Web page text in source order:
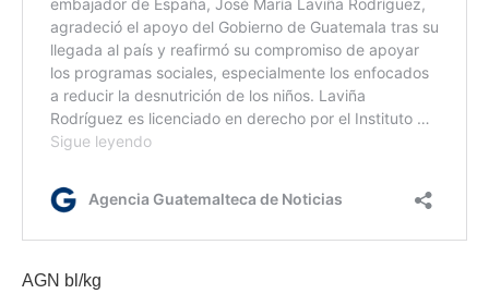
AGN bl/kg